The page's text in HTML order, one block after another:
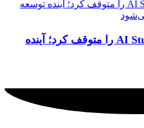
گوگل ساخت اپلیکیشن AI Studio را متوقف کرد؛ آینده